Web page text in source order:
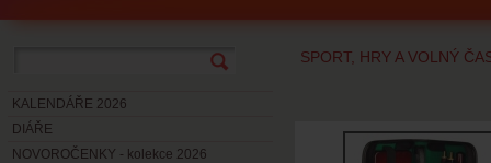
KALENDÁŘE 2026
DIÁŘE
NOVOROČENKY - kolekce 2026
SPORT, HRY A VOLNÝ